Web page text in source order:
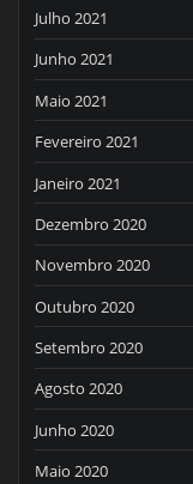
Julho 2021
Junho 2021
Maio 2021
Fevereiro 2021
Janeiro 2021
Dezembro 2020
Novembro 2020
Outubro 2020
Setembro 2020
Agosto 2020
Junho 2020
Maio 2020